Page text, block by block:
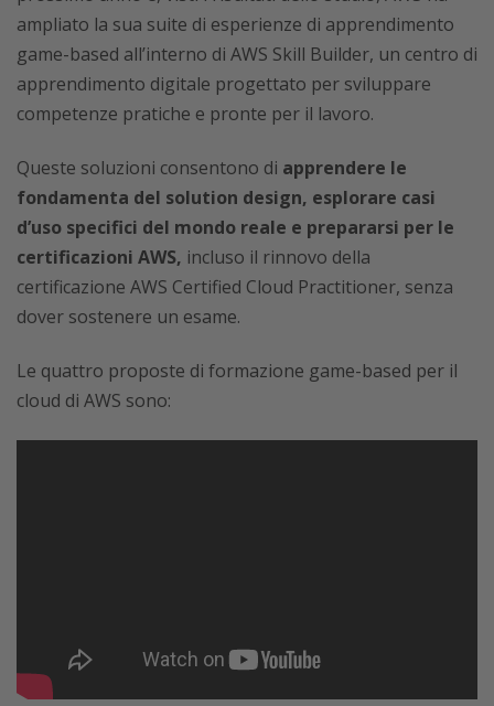
ampliato la sua suite di esperienze di apprendimento
game-based all’interno di AWS Skill Builder, un centro di
apprendimento digitale progettato per sviluppare
competenze pratiche e pronte per il lavoro.
Queste soluzioni consentono di apprendere le
fondamenta del solution design, esplorare casi
d’uso specifici del mondo reale e prepararsi per le
certificazioni AWS, incluso il rinnovo della
certificazione AWS Certified Cloud Practitioner, senza
dover sostenere un esame.
Le quattro proposte di formazione game-based per il
cloud di AWS sono: